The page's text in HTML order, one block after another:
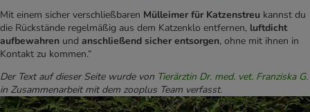
Mit einem sicher verschließbaren Mülleimer für Katzenstreu kannst du
die Rückstände regelmäßig aus dem Katzenklo entfernen, luftdicht
aufbewahren und anschließend sicher entsorgen, ohne mit ihnen in
Kontakt zu kommen.“
Der Text auf dieser Seite wurde von Tierärztin Dr. med. vet. Franziska G.
in Zusammenarbeit mit dem zooplus Team verfasst.